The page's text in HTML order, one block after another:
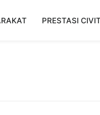
PRESTASI